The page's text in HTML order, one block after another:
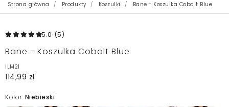
Strona główna Produkty Koszulki Bane - Koszulka Cobalt Blue
5.0 (5)
Bane - Koszulka Cobalt Blue
ILM21
114,99 zł
Kolor: Niebieski